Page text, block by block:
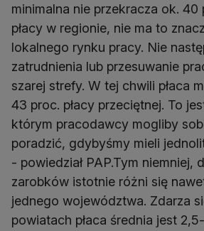
minimalna nie przekracza ok. 40
płacy w regionie, nie ma to
lokalnego rynku pracy. Nie
zatrudnienia lub przesuwanie
szarej strefy. W tej chwili płaca
43 proc. płacy przeciętnej. To
którym pracodawcy mogliby
poradzić, gdybyśmy mieli
- powiedział PAP.Tym niemniej,
zarobków istotnie różni się
jednego województwa. Zdarza
powiatach płaca średnia jest